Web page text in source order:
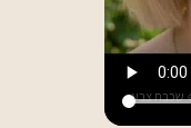
שכבת צבע